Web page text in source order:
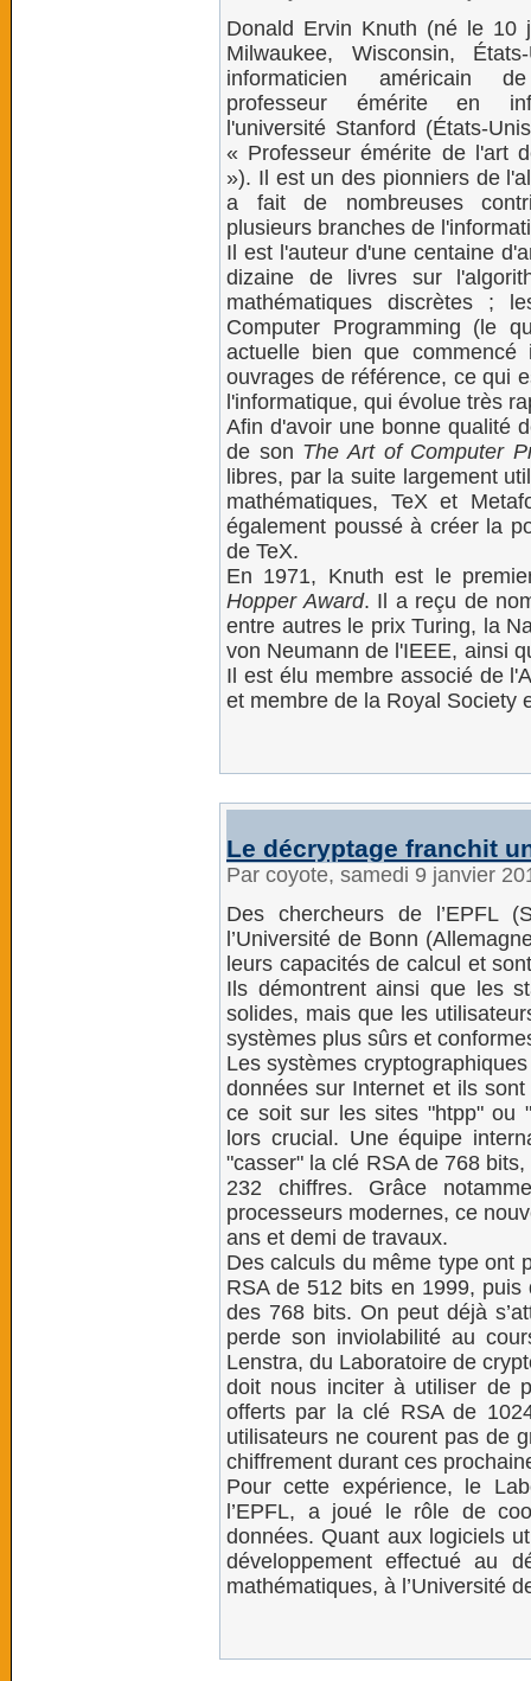
Donald Ervin Knuth (né le 10
Milwaukee, Wisconsin,
informaticien américain
professeur émérite en
l'université Stanford (États-
« Professeur émérite de l'art
»). Il est un des pionniers de
a fait de nombreuses
plusieurs branches de
Il est l'auteur d'une centaine
dizaine de livres sur
mathématiques discrètes ;
Computer Programming (le
actuelle bien que
ouvrages de référence, ce qui
l'informatique, qui évolue très
Afin d'avoir une bonne qualité
de son The Art of Computer
libres, par la suite largement
mathématiques, TeX et
également poussé à créer la
de TeX.
En 1971, Knuth est le
Hopper Award. Il a reçu de
entre autres le prix Turing, la
von Neumann de l'IEEE, ainsi
Il est élu membre associé de
et membre de la Royal Society
Le décryptage franchit
Par coyote, samedi 9 janvier
Des chercheurs de l’EPFL
l’Université de Bonn
leurs capacités de calcul et
Ils démontrent ainsi que les
solides, mais que les
systèmes plus sûrs et
Les systèmes
données sur Internet et ils
ce soit sur les sites "htpp" ou
lors crucial. Une équipe
"casser" la clé RSA de 768
232 chiffres. Grâce
processeurs modernes, ce
ans et demi de travaux.
Des calculs du même type ont
RSA de 512 bits en 1999,
des 768 bits. On peut déjà
perde son inviolabilité au
Lenstra, du Laboratoire de
doit nous inciter à utiliser de
offerts par la clé RSA de
utilisateurs ne courent pas de
chiffrement durant ces
Pour cette expérience, le
l’EPFL, a joué le rôle de
données. Quant aux logiciels
développement effectué au
mathématiques, à l’Université